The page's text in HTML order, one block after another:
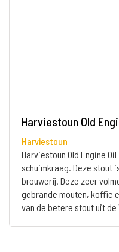
Harviestoun Old
Harviestoun
Harviestoun Old Engine
schuimkraag. Deze stout
brouwerij. Deze zeer
gebrande mouten, koffie
van de betere stout uit de